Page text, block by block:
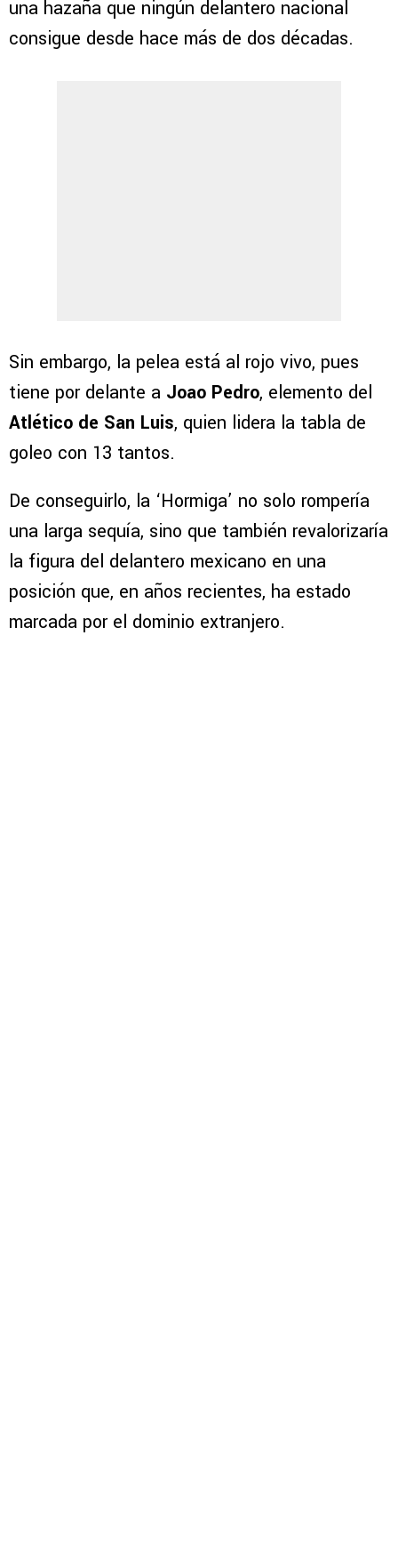
una hazaña que ningún delantero nacional
consigue desde hace más de dos décadas.
Sin embargo, la pelea está al rojo vivo, pues
tiene por delante a Joao Pedro, elemento del
Atlético de San Luis, quien lidera la tabla de
goleo con 13 tantos.
De conseguirlo, la ‘Hormiga’ no solo rompería
una larga sequía, sino que también revalorizaría
la figura del delantero mexicano en una
posición que, en años recientes, ha estado
marcada por el dominio extranjero.